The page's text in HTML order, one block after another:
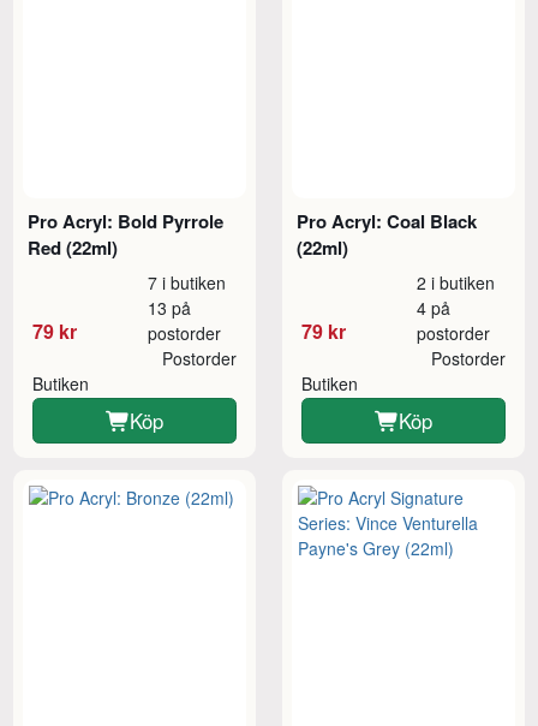
Pro Acryl: Bold Pyrrole
Red (22ml)
79 kr
7 i butiken
13 på
postorder
Butiken
Postorder
Köp
Pro Acryl: Coal Black
(22ml)
79 kr
2 i butiken
4 på
postorder
Butiken
Postorder
Köp